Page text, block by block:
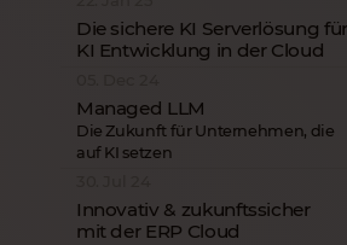
Die sichere KI Serverlösung für
KI Entwicklung in der Cloud
Managed LLM
Die Zukunft für Unternehmen, die
auf KI setzen
Innovativ & zukunftssicher
mit der ERP Cloud